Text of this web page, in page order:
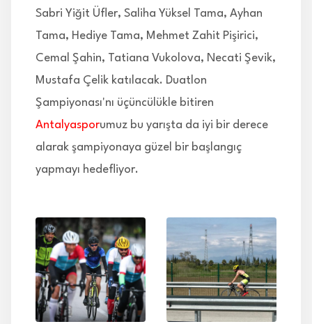
Sabri Yiğit Üfler, Saliha Yüksel Tama, Ayhan
Tama, Hediye Tama, Mehmet Zahit Pişirici,
Cemal Şahin, Tatiana Vukolova, Necati Şevik,
Mustafa Çelik katılacak. Duatlon
Şampiyonası'nı üçüncülükle bitiren
Antalyasporumuz bu yarışta da iyi bir derece
alarak şampiyonaya güzel bir başlangıç
yapmayı hedefliyor.